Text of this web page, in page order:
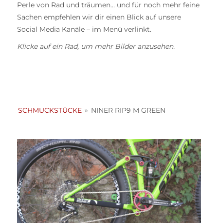
Perle von Rad und träumen… und für noch mehr feine
Sachen empfehlen wir dir einen Blick auf unsere
Social Media Kanäle – im Menü verlinkt.
Klicke auf ein Rad, um mehr Bilder anzusehen.
SCHMUCKSTÜCKE » NINER RIP9 M GREEN